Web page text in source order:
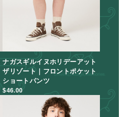
ナガスギルイヌホリデーアット
ザリゾート｜フロントポケット
ショートパンツ
$‌46.00